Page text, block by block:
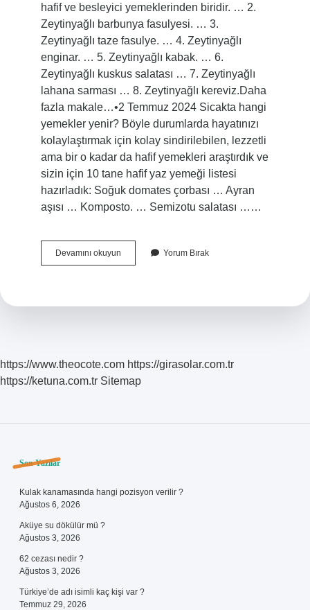
hafif ve besleyici yemeklerinden biridir. … 2.
Zeytinyağlı barbunya fasulyesi. … 3.
Zeytinyağlı taze fasulye. … 4. Zeytinyağlı
enginar. … 5. Zeytinyağlı kabak. … 6.
Zeytinyağlı kuskus salatası … 7. Zeytinyağlı
lahana sarması … 8. Zeytinyağlı kereviz.Daha
fazla makale…•2 Temmuz 2024 Sicakta hangi
yemekler yenir? Böyle durumlarda hayatınızı
kolaylaştırmak için kolay sindirilebilen, lezzetli
ama bir o kadar da hafif yemekleri araştırdık ve
sizin için 10 tane hafif yaz yemeği listesi
hazırladık: Soğuk domates çorbası … Ayran
aşısı … Komposto. … Semizotu salatası ……
Devamını okuyunSıcak
Havada
Yorum Bırak
https://www.theocote.com https://girasolar.com.tr
https://ketuna.com.tr Sitemap
Sidebar
Son Yazılar
Kulak kanamasında hangi pozisyon verilir ?
Ağustos 6, 2026
Aküye su dökülür mü ?
Ağustos 3, 2026
62 cezası nedir ?
Ağustos 3, 2026
Türkiye’de adı isimli kaç kişi var ?
Temmuz 29, 2026